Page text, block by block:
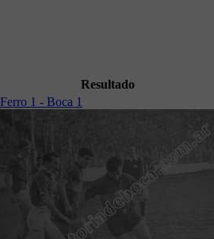
Resultado
Ferro 1 - Boca 1